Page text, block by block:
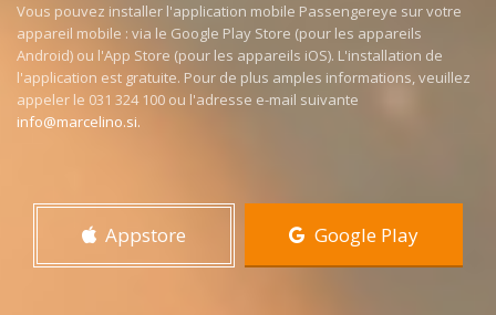
Vous pouvez installer l'application mobile Passengereye sur votre
appareil mobile : via le Google Play Store (pour les appareils
Android) ou l'App Store (pour les appareils iOS). L'installation de
l'application est gratuite. Pour de plus amples informations, veuillez
appeler le 031 324 100 ou l'adresse e-mail suivante
info@marcelino.si.
Appstore Google Play